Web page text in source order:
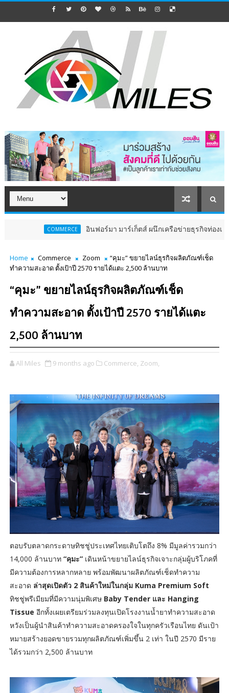
อินฟอร์มา มาร์เก็ตส์ ผนึกเครือข่ายธุรกิจท่องเที่ยว-บริการ จัด
Home Commerce Zoom
“คุมะ” ขยายไลน์ธุรกิจผลิตภัณฑ์เช็ด
ทำความสะอาด ตั้งเป้าปี 2570 รายได้แตะ 2,500 ล้านบาท
“คุมะ” ขยายไลน์ธุรกิจผลิตภัณฑ์เช็ด
ทำความสะอาด ตั้งเป้าปี 2570 รายได้แตะ
2,500 ล้านบาท
All Miles 9 months ago Commerce, Zoom,
ตอบรับตลาดกระดาษทิชชู่ประเทศไทยเติบโตถึง 8% มีมูลค่ารวมกว่า
14,000 ล้านบาท “คุมะ” เดินหน้าขยายไลน์ธุรกิจเจาะกลุ่มผู้บริโภคที่
มีความต้องการหลากหลาย พร้อมพัฒนาผลิตภัณฑ์เช็ดทำความ
สะอาด ล่าสุดเปิดตัว 2 สินค้าใหม่ในกลุ่ม Kuma Premium Soft
ทิชชู่พรีเมียมที่มีความนุ่มพิเศษ Baby Tender และ Hanging
Tissue อีกทั้งเผยเตรียมร่วมลงทุนเปิดโรงงานน้ำยาทำความสะอาด
หวังเป็นผู้นำสินค้าทำความสะอาดครองใจในทุกครัวเรือนไทย ดันเป้า
หมายสร้างยอดขายรวมทุกผลิตภัณฑ์เพิ่มขึ้น 2 เท่า ในปี 2570 มีราย
ได้รวมกว่า 2,500 ล้านบาท